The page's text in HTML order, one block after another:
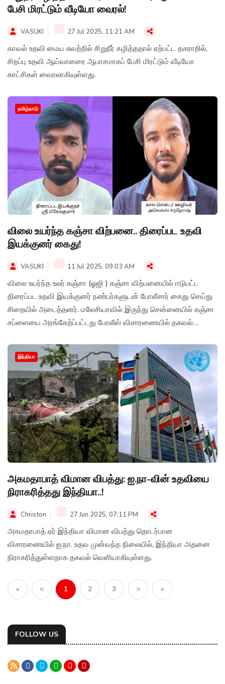
பேசி மிரட்டும் வீடியோ வைரல்!
VASUKI 27 Jul 2025, 11:21 AM
காவல் உதவி மைய சுவற்றில் சிறுநீர் கழித்ததால் ஏற்பட்ட தகராறில்,
சிறப்பு உதவி ஆய்வாளரை ஆபாசமாகப் பேசி மிரட்டும் வீடியோ
காட்சிகள் வைரலாகியுள்ளது.
தமிழ்நாடு
விலை உயர்ந்த கஞ்சா விற்பனை.. திரைப்பட உதவி
இயக்குனர் கைது!
VASUKI 11 Jul 2025, 09:03 AM
விலை உயர்ந்த உலர் கஞ்சா (ஓஜி ) கஞ்சா விற்பனையில் ஈடுபட்ட
திரைப்பட உதவி இயக்குனர் நண்பர்களுடன் போலீசார் கைது செய்து
சிறையில் அடைத்தனர். மலேசியாவில் இருந்து சென்னையில் கஞ்சா
சப்ளையை அரங்கேற்ப்பட்டது போலீஸ் விசாரணையில் தகவல்
இந்தியா
அகமதாபாத் விமான விபத்து: ஐ.நா-வின் உதவியை
நிராகரித்தது இந்தியா..!
Christon 27 Jun 2025, 07:11 PM
அகமதாபாத் ஏர் இந்தியா விமான விபத்து தொடர்பான
விசாரணையில் ஐ.நா. உதவ முன்வந்த நிலையில், இந்தியா அதனை
நிராகரித்துள்ளதாக தகவல் வெளியாகியுள்ளது.
« < 1 2 3 > »
FOLLOW US